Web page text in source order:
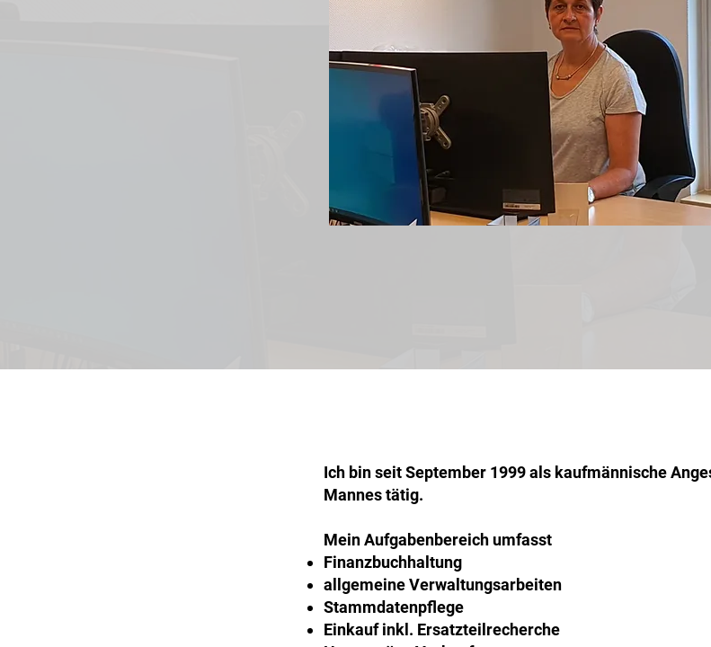
Ich bin seit September 1999 als kaufmännische
Mannes tätig.
Mein Aufgabenbereich umfasst
Finanzbuchhaltung
allgemeine Verwaltungsarbeiten
Stammdatenpflege
Einkauf inkl. Ersatzteilrecherche